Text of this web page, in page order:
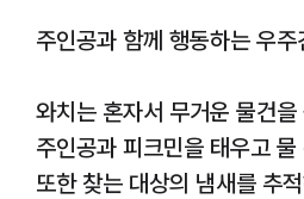
주인공과 함께 행동하는 우주
와치는 혼자서 무거운 물건을
주인공과 피크민을 태우고
또한 찾는 대상의 냄새를 추